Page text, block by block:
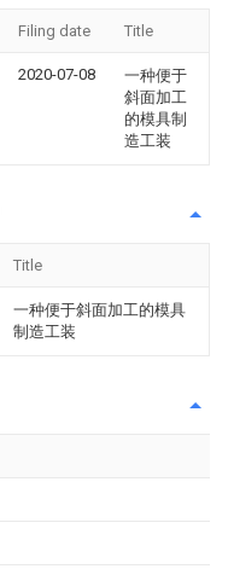
Filing date Title
2020-07-08
一种便于
斜面加工
的模具制
造工装
Title
一种便于斜面加工的模具
制造工装